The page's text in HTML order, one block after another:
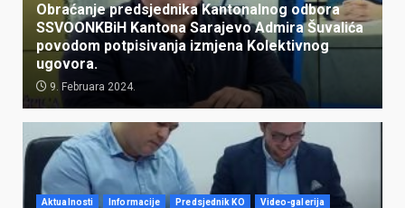
Obraćanje predsjednika Kantonalnog odbora
SSVOONKBiH Kantona Sarajevo Admira Šuvalića
povodom potpisivanja izmjena Kolektivnog
ugovora.
9. Februara 2024.
Aktualnosti Informacije Predsjednik KO Video-galerija